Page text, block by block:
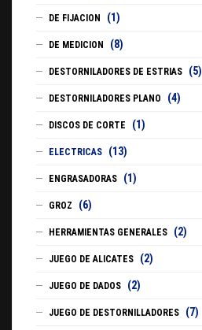
DE FIJACION (1)
DE MEDICION (8)
DESTORNILADORES DE ESTRIAS (5)
DESTORNILADORES PLANO (4)
DISCOS DE CORTE (1)
ELECTRICAS (13)
ENGRASADORAS (1)
GROZ (6)
HERRAMIENTAS GENERALES (2)
JUEGO DE ALICATES (2)
JUEGO DE DADOS (2)
JUEGO DE DESTORNILLADORES (7)